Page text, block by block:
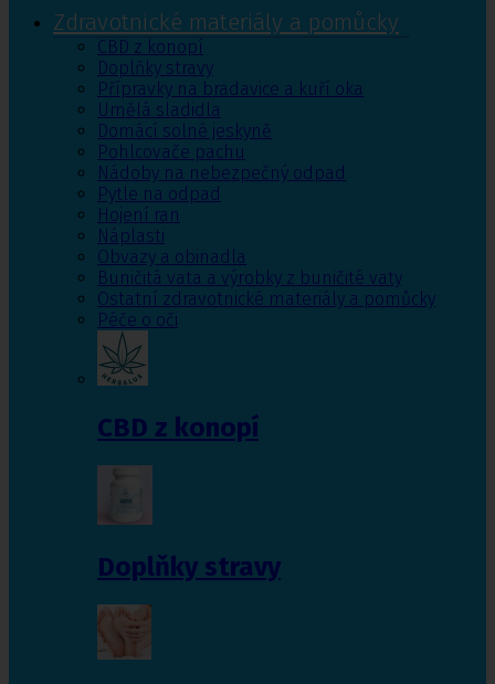
Zdravotnické materiály a pomůcky
CBD z konopí
Doplňky stravy
Přípravky na bradavice a kuří oka
Umělá sladidla
Domácí solné jeskyně
Pohlcovače pachu
Nádoby na nebezpečný odpad
Pytle na odpad
Hojení ran
Náplasti
Obvazy a obinadla
Buničitá vata a výrobky z buničité vaty
Ostatní zdravotnické materiály a pomůcky
Péče o oči
CBD z konopí
Doplňky stravy